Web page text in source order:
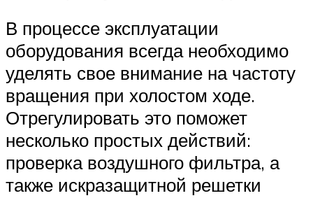
В процессе эксплуатации
оборудования всегда необходимо
уделять свое внимание на частоту
вращения при холостом ходе.
Отрегулировать это поможет
несколько простых действий:
проверка воздушного фильтра, а
также искразащитной решетки